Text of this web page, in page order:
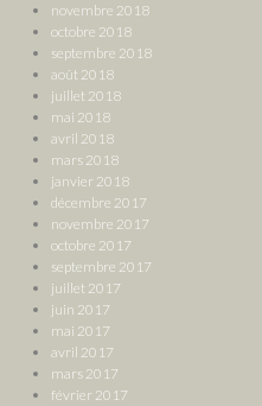
novembre 2018
octobre 2018
septembre 2018
août 2018
juillet 2018
mai 2018
avril 2018
mars 2018
janvier 2018
décembre 2017
novembre 2017
octobre 2017
septembre 2017
juillet 2017
juin 2017
mai 2017
avril 2017
mars 2017
février 2017